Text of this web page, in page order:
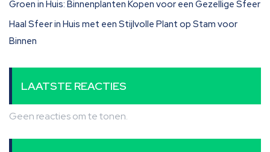
Groen in Huis: Binnenplanten Kopen voor een Gezellige Sfeer
Haal Sfeer in Huis met een Stijlvolle Plant op Stam voor
Binnen
LAATSTE REACTIES
Geen reacties om te tonen.